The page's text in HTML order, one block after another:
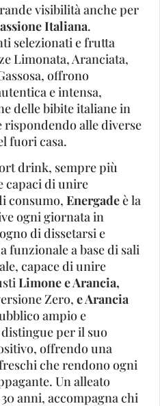
visibilità anche per
Italiana.
selezionati e frutta
Limonata, Aranciata,
offrono
e intensa,
delle bibite italiane in
rispondendo alle diverse
fuori casa.
drink, sempre più
capaci di unire
consumo, Energadeè la
ogni giornata in
di dissetarsi e
funzionale a base di sali
capace di unire
Limone e Arancia,
Zero, e Arancia
ampio e
per il suo
offrendo una
che rendono ogni
Un alleato
anni, accompagna chi